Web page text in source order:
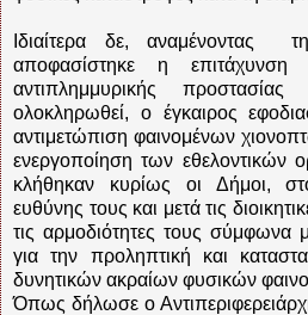
Ιδιαίτερα δε, αναμένοντας
αποφασίστηκε η
αντιπλημμυρικής
ολοκληρωθεί, ο έγκαιρος
αντιμετώπιση φαινομένων
ενεργοποίηση των εθελοντικών
κλήθηκαν κυρίως οι Δήμοι,
ευθύνης τους και μετά τις
τις αρμοδιότητες τους σύμφωνα
για την προληπτική και
δυνητικών ακραίων φυσικών
Όπως δήλωσε ο